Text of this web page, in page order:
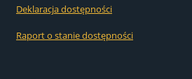
Deklaracja dostępności
Raport o stanie dostępności